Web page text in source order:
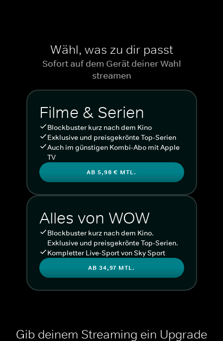
Wähl, was zu dir passt
Sofort auf dem Gerät deiner Wahl
streamen
Filme & Serien
Blockbuster kurz nach dem Kino
Exklusive und preisgekrönte Top-Serien
Auch im günstigen Kombi-Abo mit Apple
TV
AB 5,98 € MTL.
Alles von WOW
Blockbuster kurz nach dem Kino.
Exklusive und preisgekrönte Top-Serien.
Kompletter Live-Sport von Sky Sport
AB 34,97 MTL.
Gib deinem Streaming ein Upgrade